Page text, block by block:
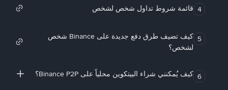
4 قائمة شروط تداول شخص لشخص
5
كيف تضيف طرق دفع جديدة على Binance شخص
لشخص؟
6 كيف يُمكنني شراء البيتكوين محلياً على Binance P2P؟